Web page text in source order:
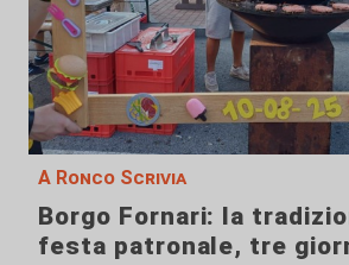
A Ronco Scrivia
Borgo Fornari: la
festa patronale, tre